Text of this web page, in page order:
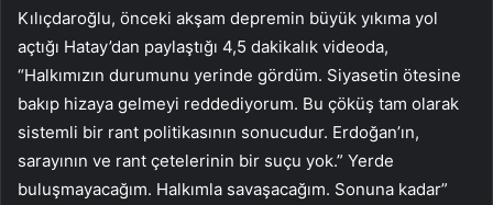
Kılıçdaroğlu, önceki akşam depremin büyük yıkıma yol
açtığı Hatay’dan paylaştığı 4,5 dakikalık videoda,
“Halkımızın durumunu yerinde gördüm. Siyasetin ötesine
bakıp hizaya gelmeyi reddediyorum. Bu çöküş tam olarak
sistemli bir rant politikasının sonucudur. Erdoğan’ın,
sarayının ve rant çetelerinin bir suçu yok.” Yerde
buluşmayacağım. Halkımla savaşacağım. Sonuna kadar”